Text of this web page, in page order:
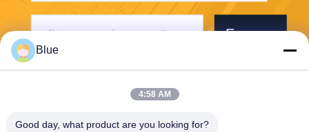
Envoyer
Blue
4:58 AM
Good day, what product are you looking for?